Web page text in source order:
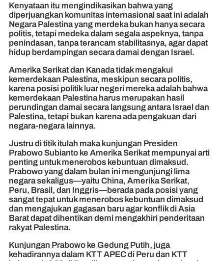
Kenyataan itu mengindikasikan bahwa yang
diperjuangkan komunitas internasional saat ini adalah
Negara Palestina yang merdeka bukan hanya secara
politis, tetapi medeka dalam segala aspeknya, tanpa
penindasan, tanpa terancam stabilitasnya, agar dapat
hidup berdampingan secara damai dengan Israel.
Amerika Serikat dan Kanada tidak mengakui
kemerdekaan Palestina, meskipun secara politis,
karena posisi politik luar negeri mereka adalah bahwa
kemerdekaan Palestina harus merupakan hasil
perundingan damai secara langsung antara Israel dan
Palestina, tetapi bukan karena ada pengakuan dari
negara-negara lainnya.
Justru di titik itulah maka kunjungan Presiden
Prabowo Subianto ke Amerika Serikat mempunyai arti
penting untuk menerobos kebuntuan dimaksud.
Prabowo yang dalam bulan ini mengunjungi lima
negara sekaligus—yaitu China, Amerika Serikat,
Peru, Brasil, dan Inggris—berada pada posisi yang
sangat tepat untuk menerobos kebuntuan dimaksud
dan mengajukan gagasan baru agar konflik di Asia
Barat dapat dihentikan demi mengakhiri penderitaan
rakyat Palestina.
Kunjungan Prabowo ke Gedung Putih, juga
kehadirannya dalam KTT APEC di Peru dan KTT